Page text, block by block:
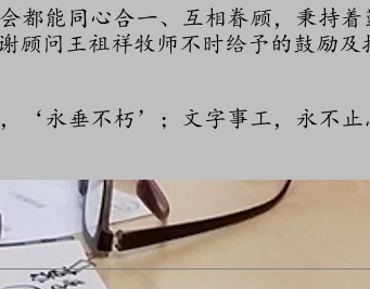
能同心合一、互相眷顾，秉持着
顾问王祖祥牧师不时给予的鼓励
永垂不朽’；文字事工，永不止